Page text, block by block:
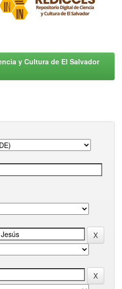
y Cultura de El Salvador